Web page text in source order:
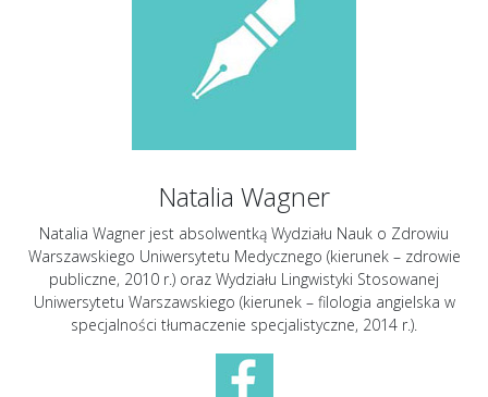
Natalia Wagner
Natalia Wagner jest absolwentką Wydziału Nauk o Zdrowiu
Warszawskiego Uniwersytetu Medycznego (kierunek – zdrowie
publiczne, 2010 r.) oraz Wydziału Lingwistyki Stosowanej
Uniwersytetu Warszawskiego (kierunek – filologia angielska w
specjalności tłumaczenie specjalistyczne, 2014 r.).